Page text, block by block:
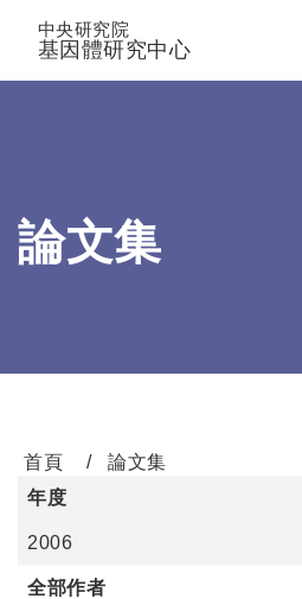
中央研究院
基因體研究中心
論文集
首頁
論文集
年度
2006
全部作者